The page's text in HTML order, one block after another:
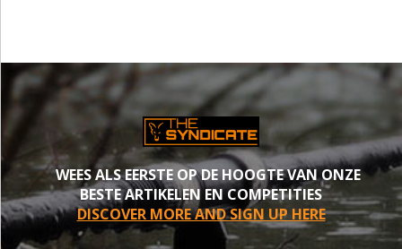
WEES ALS EERSTE OP DE HOOGTE VAN ONZE
BESTE ARTIKELEN EN COMPETITIES
DISCOVER MORE AND SIGN UP HERE